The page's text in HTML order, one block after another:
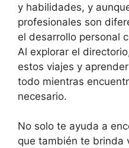
y habilidades, y
profesionales son
el desarrollo personal
Al explorar el
estos viajes y
todo mientras
necesario.
No solo te ayuda a
que también te brinda